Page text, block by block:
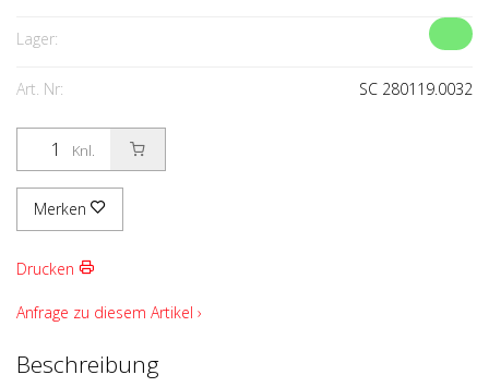
Lager:
Art. Nr: SC 280119.0032
Knl.
Merken
Drucken
Anfrage zu diesem Artikel ›
Beschreibung